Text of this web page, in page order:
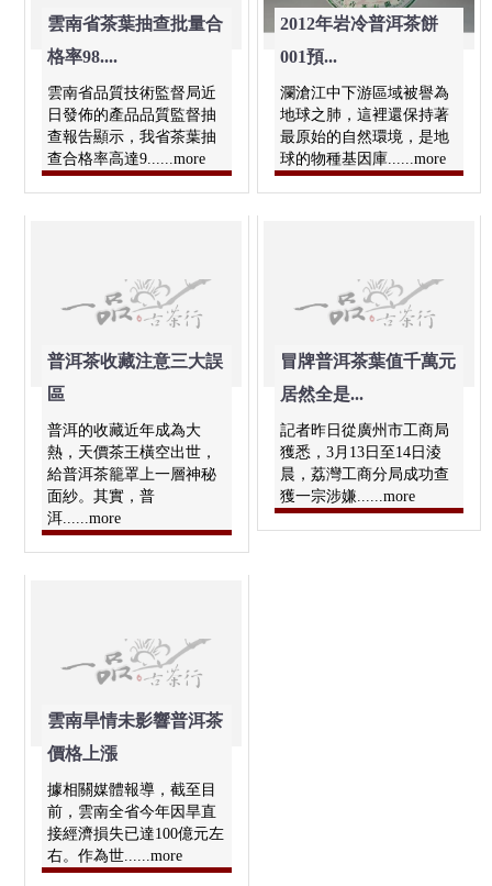
雲南省茶葉抽查批量合
格率98....
雲南省品質技術監督局近
日發佈的產品品質監督抽
查報告顯示，我省茶葉抽
查合格率高達9......more
2012年岩冷普洱茶餅
001預...
瀾滄江中下游區域被譽為
地球之肺，這裡還保持著
最原始的自然環境，是地
球的物種基因庫......more
普洱茶收藏注意三大誤
區
普洱的收藏近年成為大
熱，天價茶王橫空出世，
給普洱茶籠罩上一層神秘
面紗。其實，普
洱......more
冒牌普洱茶葉值千萬元
居然全是...
記者昨日從廣州市工商局
獲悉，3月13日至14日淩
晨，荔灣工商分局成功查
獲一宗涉嫌......more
雲南旱情未影響普洱茶
價格上漲
據相關媒體報導，截至目
前，雲南全省今年因旱直
接經濟損失已達100億元左
右。作為世......more